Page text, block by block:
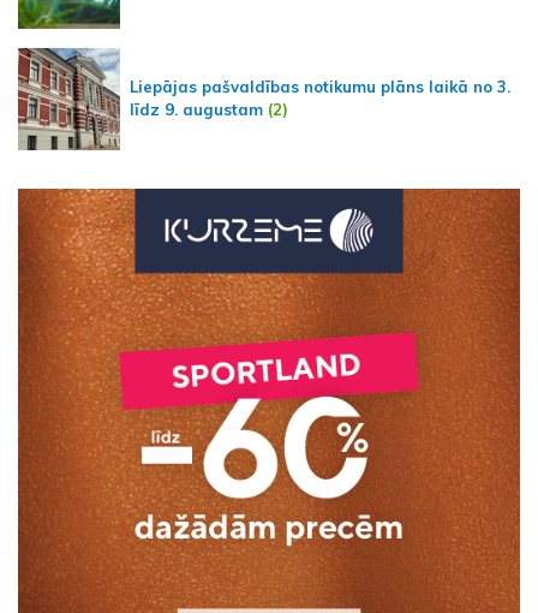
Liepājas pašvaldības notikumu plāns laikā no 3.
līdz 9. augustam (2)